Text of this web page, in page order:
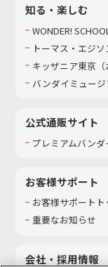
知る・楽しむ
WONDER!
トーマス・エジ
キッザニア東京（
バンダイミュージ
公式通販サイト
プレミアムバンダ
お客様サポート
お客様サポートト
重要なお知らせ
会社・採用情報